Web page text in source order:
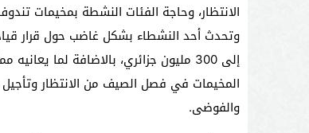
الانتظار، وحاجة الفئات النشطة بمخيمات
إلى 300 مليون جزائري، بالاضافة لما
المخيمات في فصل الصيف من الانتظار
والفوضى.